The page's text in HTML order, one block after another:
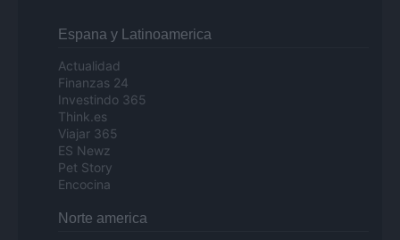
Espana y Latinoamerica
Actualidad
Finanzas 24
Investindo 365
Think.es
Viajar 365
ES Newz
Pet Story
Encocina
Norte america